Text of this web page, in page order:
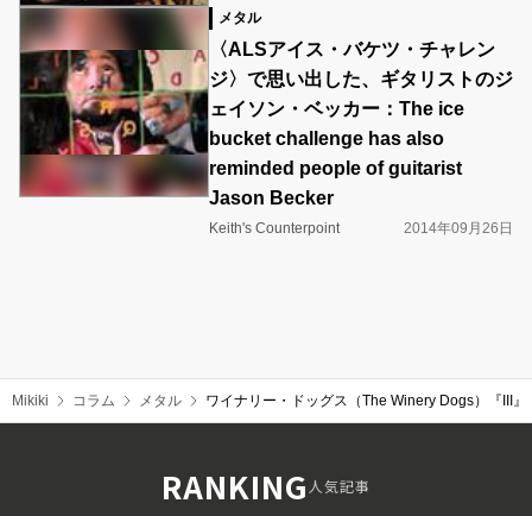
メタル
〈ALSアイス・バケツ・チャレン
ジ〉で思い出した、ギタリストのジ
ェイソン・ベッカー：The ice
bucket challenge has also
reminded people of guitarist
Jason Becker
Keith's Counterpoint 2014年09月26日
Mikiki コラム メタル ワイナリー・ドッグス（The Winery Dogs）『III
RANKING人気記事